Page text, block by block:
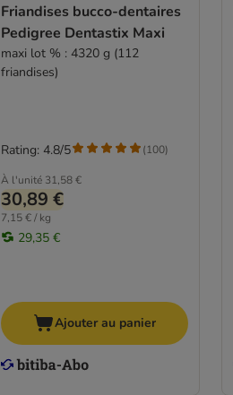
Friandises bucco-dentaires
Pedigree Dentastix Maxi
maxi lot % : 4320 g (112
friandises)
À l'unité 31,58 €
30,89 €
7,15 € / kg
29,35 €
Rating: 4.8/5 (100)
Ajouter au panier